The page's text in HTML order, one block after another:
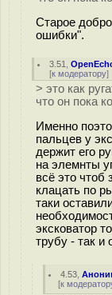
Старое
ошибки".
3.51 ,
[к модератору]
> это как
что он пока
Именно
пальцев у
держит его
на элемнты
всё это чтоб
клацать по
таки
эксковатор
трубу - так и
4.53 ,
[к